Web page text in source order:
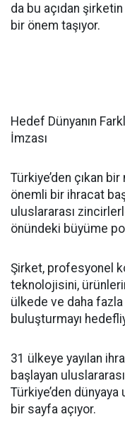
da bu açıdan
bir önem taşıyor.
Hedef Dünyanın
İmzası
Türkiye’den çıkan
önemli bir ihracat
uluslararası
önündeki büyüme
Şirket, profesyonel
teknolojisini,
ülkede ve daha
buluşturmayı
31 ülkeye yayılan
başlayan
Türkiye’den
bir sayfa açıyor.